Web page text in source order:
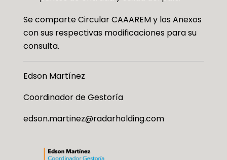
Se comparte Circular CAAAREM y los Anexos
con sus respectivas modificaciones para su
consulta.
Edson Martínez
Coordinador de Gestoría
edson.martinez@radarholding.com